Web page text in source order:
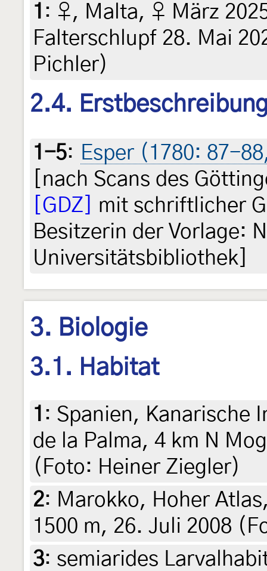
1 : ♀, Malta, ♀ März
Falterschlupf 28. Mai
Pichler)
2.4.
1-5: Esper (1780: 87-
[nach Scans des
[GDZ]
mit schriftlicher
Besitzerin der Vorlage:
Universitätsbibliothek]
3. Biologie
3.1. Habitat
1 : Spanien, Kanarische
de la Palma, 4 km N
(Foto: Heiner Ziegler)
2: Marokko, Hoher
1500 m, 26. Juli 2008
3: semiarides